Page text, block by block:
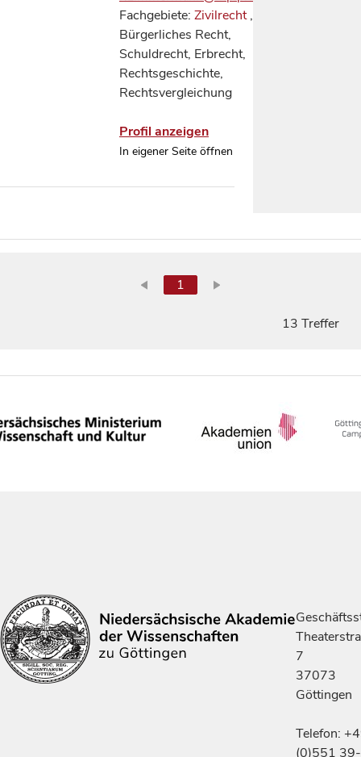
Fachgebiete: Zivilrecht,
Bürgerliches Recht,
Schuldrecht, Erbrecht,
Rechtsgeschichte,
Rechtsvergleichung
Profil anzeigen
In eigener Seite öffnen
1
13 Treffer
7
37073
Göttingen
Telefon:
(0)551 39-